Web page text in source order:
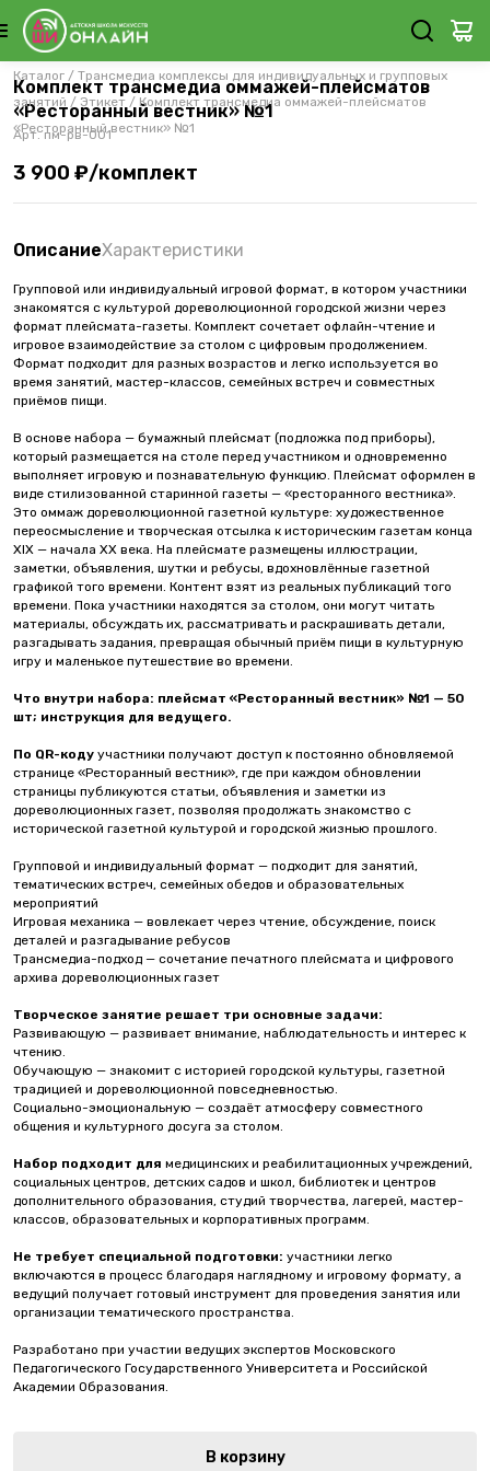
Каталог / Трансмедиа комплексы для индивидуальных и групповых
занятий / Этикет / Комплект трансмедиа оммажей-плейсматов
«Ресторанный вестник» №1
Комплект трансмедиа оммажей-плейсматов
«Ресторанный вестник» №1
Арт.пм-рв-001
3 900 ₽/комплект
ОписаниеХарактеристики
Групповой или индивидуальный игровой формат, в котором участники
знакомятся с культурой дореволюционной городской жизни через
формат плейсмата-газеты. Комплект сочетает офлайн-чтение и
игровое взаимодействие за столом с цифровым продолжением.
Формат подходит для разных возрастов и легко используется во
время занятий, мастер-классов, семейных встреч и совместных
приёмов пищи.
В основе набора — бумажный плейсмат (подложка под приборы),
который размещается на столе перед участником и одновременно
выполняет игровую и познавательную функцию. Плейсмат оформлен в
виде стилизованной старинной газеты — «ресторанного вестника».
Это оммаж дореволюционной газетной культуре: художественное
переосмысление и творческая отсылка к историческим газетам конца
XIX — начала XX века. На плейсмате размещены иллюстрации,
заметки, объявления, шутки и ребусы, вдохновлённые газетной
графикой того времени. Контент взят из реальных публикаций того
времени. Пока участники находятся за столом, они могут читать
материалы, обсуждать их, рассматривать и раскрашивать детали,
разгадывать задания, превращая обычный приём пищи в культурную
игру и маленькое путешествие во времени.
Что внутри набора: плейсмат «Ресторанный вестник» №1 — 50
шт; инструкция для ведущего.
По QR-коду участники получают доступ к постоянно обновляемой
странице «Ресторанный вестник», где при каждом обновлении
страницы публикуются статьи, объявления и заметки из
дореволюционных газет, позволяя продолжать знакомство с
исторической газетной культурой и городской жизнью прошлого.
Групповой и индивидуальный формат — подходит для занятий,
тематических встреч, семейных обедов и образовательных
мероприятий
Игровая механика — вовлекает через чтение, обсуждение, поиск
деталей и разгадывание ребусов
Трансмедиа-подход — сочетание печатного плейсмата и цифрового
архива дореволюционных газет
Творческое занятие решает три основные задачи:
Развивающую — развивает внимание, наблюдательность и интерес к
чтению.
Обучающую — знакомит с историей городской культуры, газетной
традицией и дореволюционной повседневностью.
Социально-эмоциональную — создаёт атмосферу совместного
общения и культурного досуга за столом.
Набор подходит для медицинских и реабилитационных учреждений,
социальных центров, детских садов и школ, библиотек и центров
дополнительного образования, студий творчества, лагерей, мастер-
классов, образовательных и корпоративных программ.
Не требует специальной подготовки: участники легко
включаются в процесс благодаря наглядному и игровому формату, а
ведущий получает готовый инструмент для проведения занятия или
организации тематического пространства.
Разработано при участии ведущих экспертов Московского
Педагогического Государственного Университета и Российской
Академии Образования.
В корзину